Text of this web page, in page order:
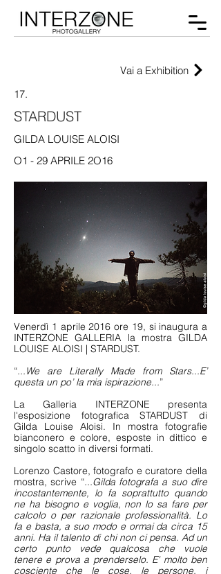
Vai a Exhibition
17.
STARDUST
GILDA LOUISE ALOISI
O1 - 29 APRILE 2O16
Venerdì 1 aprile 2016 ore 19, si inaugura a
INTERZONE GALLERIA la mostra GILDA
LOUISE ALOISI | STARDUST.
“...We are Literally Made from Stars...E’
questa un po’ la mia ispirazione...”
La Galleria INTERZONE presenta
l'esposizione fotografica STARDUST di
Gilda Louise Aloisi. In mostra fotografie
bianconero e colore, esposte in dittico e
singolo scatto in diversi formati.
Lorenzo Castore, fotografo e curatore della
mostra, scrive “...Gilda fotografa a suo dire
incostantemente, lo fa soprattutto quando
ne ha bisogno e voglia, non lo sa fare per
calcolo o per razionale professionalità. Lo
fa e basta, a suo modo e ormai da circa 15
anni. Ha il talento di chi non ci pensa. Ad un
certo punto vede qualcosa che vuole
tenere e prova a prenderselo. E' molto ben
cosciente che le cose, le persone, i